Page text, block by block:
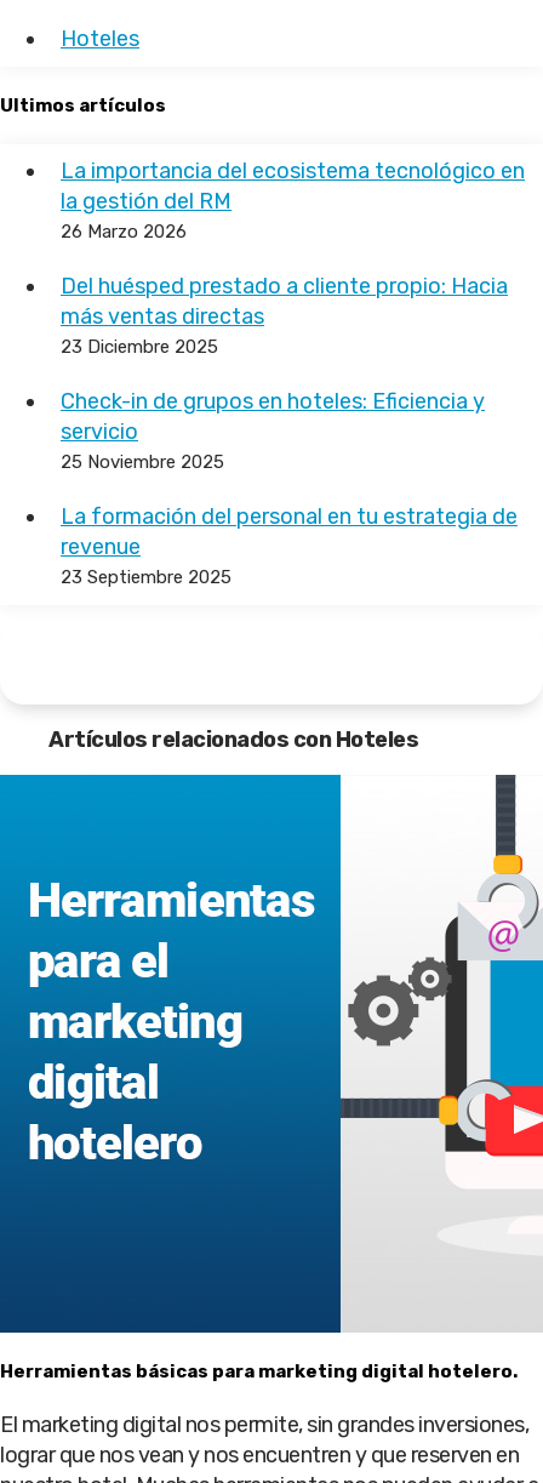
Hoteles
Ultimos artículos
La importancia del ecosistema tecnológico en
la gestión del RM
26 Marzo 2026
Del huésped prestado a cliente propio: Hacia
más ventas directas
23 Diciembre 2025
Check-in de grupos en hoteles: Eficiencia y
servicio
25 Noviembre 2025
La formación del personal en tu estrategia de
revenue
23 Septiembre 2025
Artículos relacionados con Hoteles
Herramientas básicas para marketing digital hotelero.
El marketing digital nos permite, sin grandes inversiones,
lograr que nos vean y nos encuentren y que reserven en